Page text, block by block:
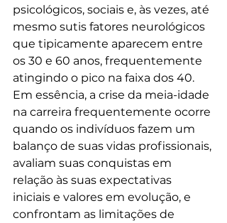
psicológicos, sociais e, às vezes, até
mesmo sutis fatores neurológicos
que tipicamente aparecem entre
os 30 e 60 anos, frequentemente
atingindo o pico na faixa dos 40.
Em essência, a crise da meia-idade
na carreira frequentemente ocorre
quando os indivíduos fazem um
balanço de suas vidas profissionais,
avaliam suas conquistas em
relação às suas expectativas
iniciais e valores em evolução, e
confrontam as limitações de